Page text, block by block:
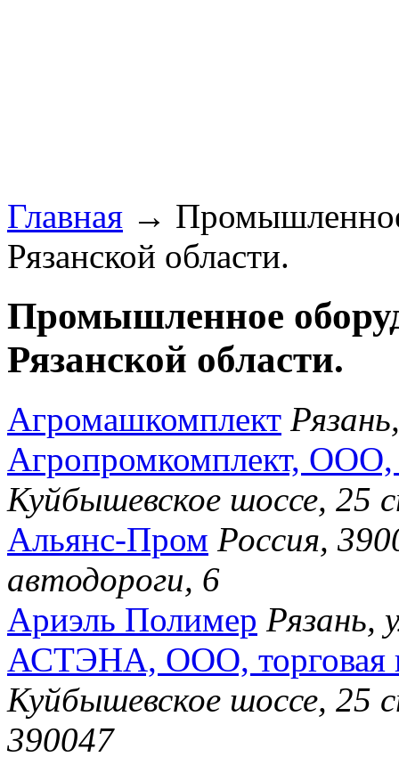
Главная → Промышленное
Рязанской области.
Промышленное
Рязанской области.
Агромашкомплект
Агропромкомплект, ООО,
Куйбышевское шоссе, 25
Альянс-Пром Россия,
автодороги, 6
Ариэль Полимер Рязань,
АСТЭНА, ООО, торговая
Куйбышевское шоссе,
390047